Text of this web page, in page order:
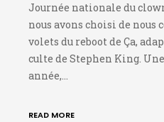
Journée nationale du
nous avons choisi de nous
volets du reboot de Ça,
culte de Stephen King.
année,…
READ MORE